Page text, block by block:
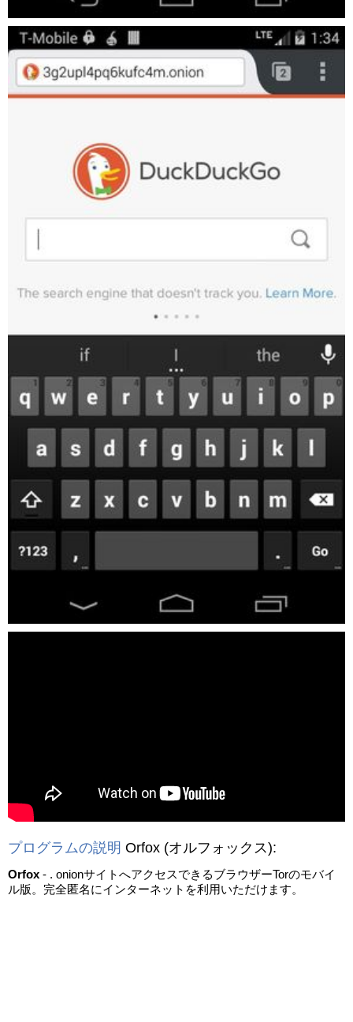
プログラムの説明 Orfox (オルフォックス):
Orfox - . onionサイトへアクセスできるブラウザーTorのモバイ
ル版。完全匿名にインターネットを利用いただけます。